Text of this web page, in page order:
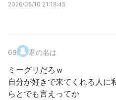
2026/05/10 21:18:45
69. 君の名は
ミーグリだろｗ
自分が好きで来てくれる人に
らとでも言えってか